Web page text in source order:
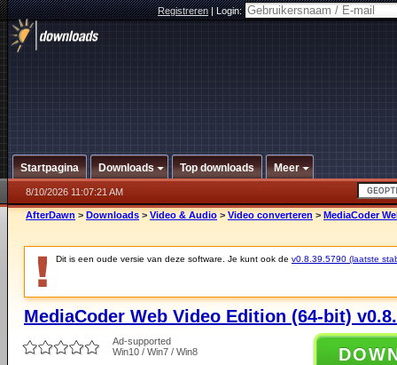
Registreren|Login:
Startpagina Downloads Top downloads Meer
8/10/2026 11:07:21 AM
AfterDawn > Downloads > Video & Audio > Video converteren > MediaCoder
Dit is een oude versie van deze software. Je kunt ook de v0.8.39.5790 (laatste
MediaCoder Web Video Edition (64-bit)
Ad-supported
Win10 / Win7 / Win8